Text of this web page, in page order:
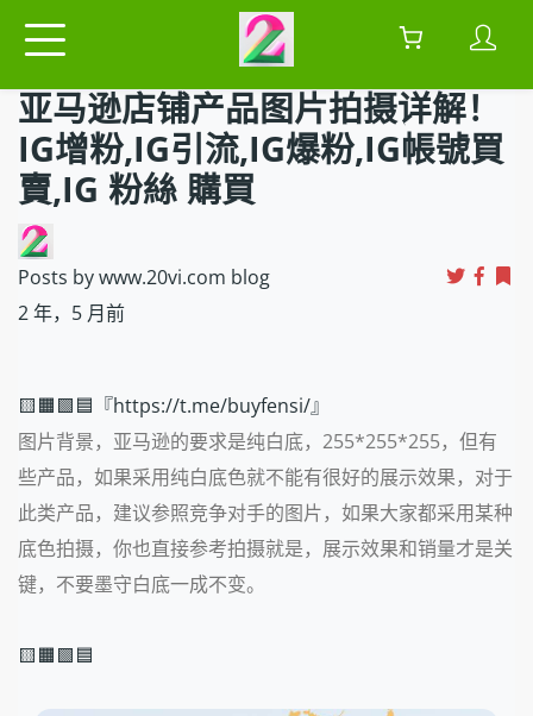
亚马逊店铺产品图片拍摄详解！
IG增粉,IG引流,IG爆粉,IG帳號買
賣,IG 粉絲 購買
Posts by www.20vi.com blog
2 年，5 月前
🟨🟧🟩🟦『https://t.me/buyfensi/』
图片背景，亚马逊的要求是纯白底，255*255*255，但有
些产品，如果采用纯白底色就不能有很好的展示效果，对于
此类产品，建议参照竞争对手的图片，如果大家都采用某种
底色拍摄，你也直接参考拍摄就是，展示效果和销量才是关
键，不要墨守白底一成不变。
🟨🟧🟩🟦